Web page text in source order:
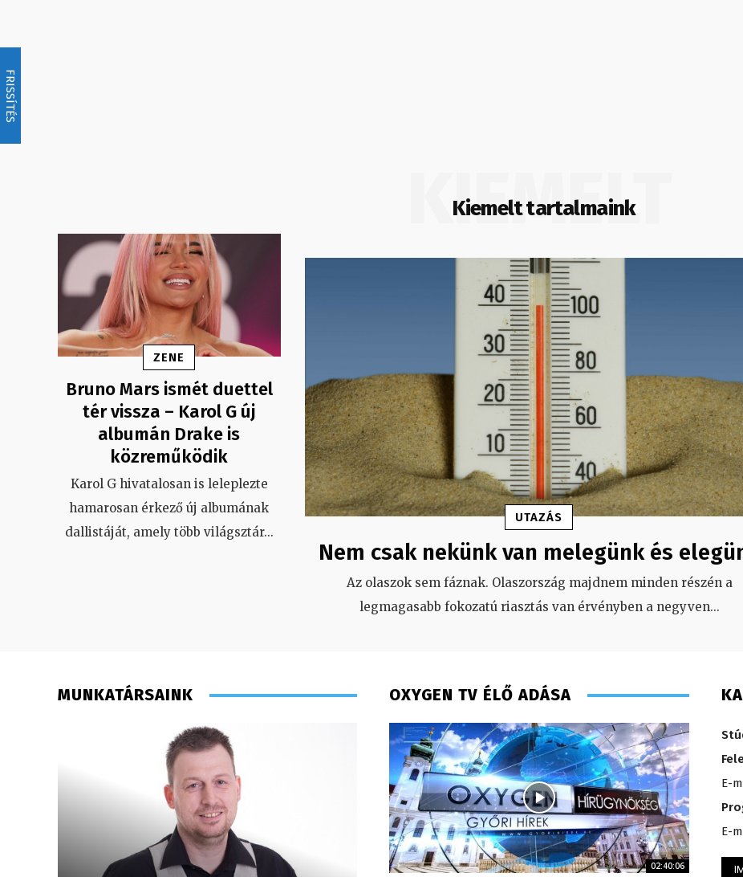
FRISSÍTÉS
Kiemelt tartalmaink
KIEMELT
ZENE
Bruno Mars ismét duettel
tér vissza – Karol G új
albumán Drake is
közreműködik
Karol G hivatalosan is leleplezte
hamarosan érkező új albumának
dallistáját, amely több világsztár...
UTAZÁS
Nem csak nekünk van melegünk és
Az olaszok sem fáznak. Olaszország majdnem minden részén a
legmagasabb fokozatú riasztás van érvényben a negyven...
MUNKATÁRSAINK OXYGEN TV ÉLŐ ADÁSA
02:40:06
E-
E-